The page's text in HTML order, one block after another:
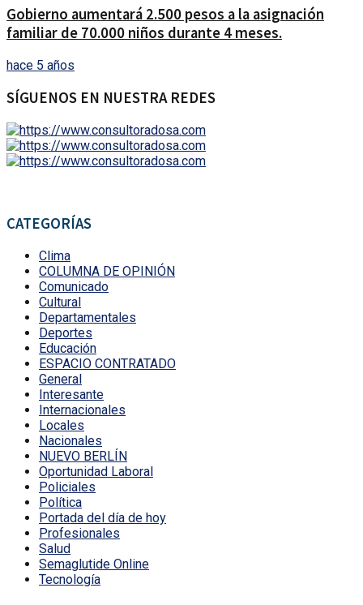
Gobierno aumentará 2.500 pesos a la asignación
familiar de 70.000 niños durante 4 meses.
hace 5 años
SÍGUENOS EN NUESTRA REDES
CATEGORÍAS
Clima
COLUMNA DE OPINIÓN
Comunicado
Cultural
Departamentales
Deportes
Educación
ESPACIO CONTRATADO
General
Interesante
Internacionales
Locales
Nacionales
NUEVO BERLÍN
Oportunidad Laboral
Policiales
Política
Portada del día de hoy
Profesionales
Salud
Semaglutide Online
Tecnología